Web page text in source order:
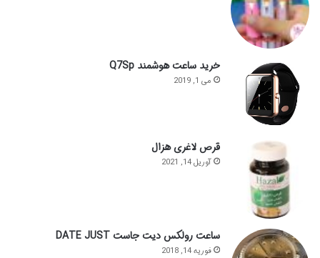
خرید ساعت هوشمند Q7Sp
می 1, 2019
قرص لاغری هزال
آوریل 14, 2021
ساعت رولکس دیت جاست DATE JUST
فوریه 14, 2018